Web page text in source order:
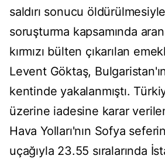
saldırı sonucu
soruşturma kapsamında
kırmızı bülten çıkarılan
Levent Göktaş,
kentinde yakalanmıştı.
üzerine iadesine karar
Hava Yolları'nın Sofya
uçağıyla 23.55 sıralarında